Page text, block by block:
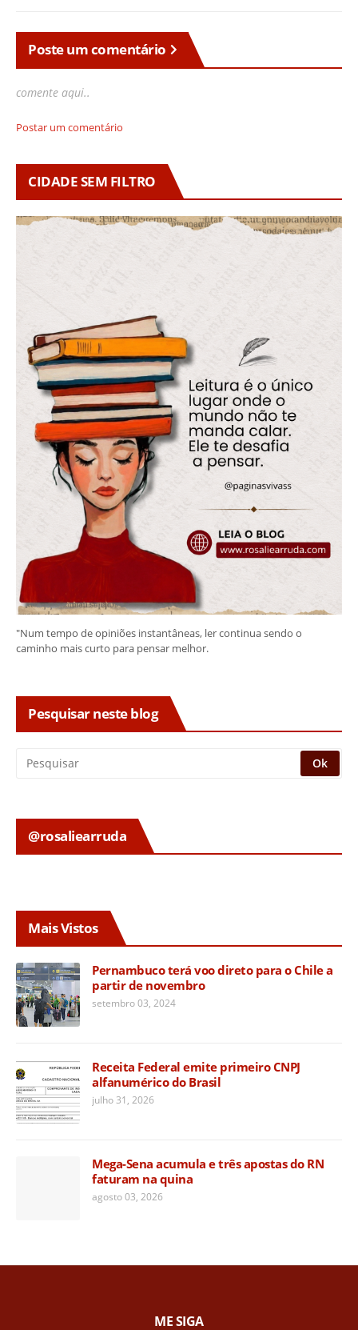
Poste um comentário
comente aqui..
Postar um comentário
CIDADE SEM FILTRO
"Num tempo de opiniões instantâneas, ler continua sendo o
caminho mais curto para pensar melhor.
Pesquisar neste blog
@rosaliearruda
Mais Vistos
Pernambuco terá voo direto para o Chile a
partir de novembro
setembro 03, 2024
Receita Federal emite primeiro CNPJ
alfanumérico do Brasil
julho 31, 2026
Mega-Sena acumula e três apostas do RN
faturam na quina
agosto 03, 2026
ME SIGA